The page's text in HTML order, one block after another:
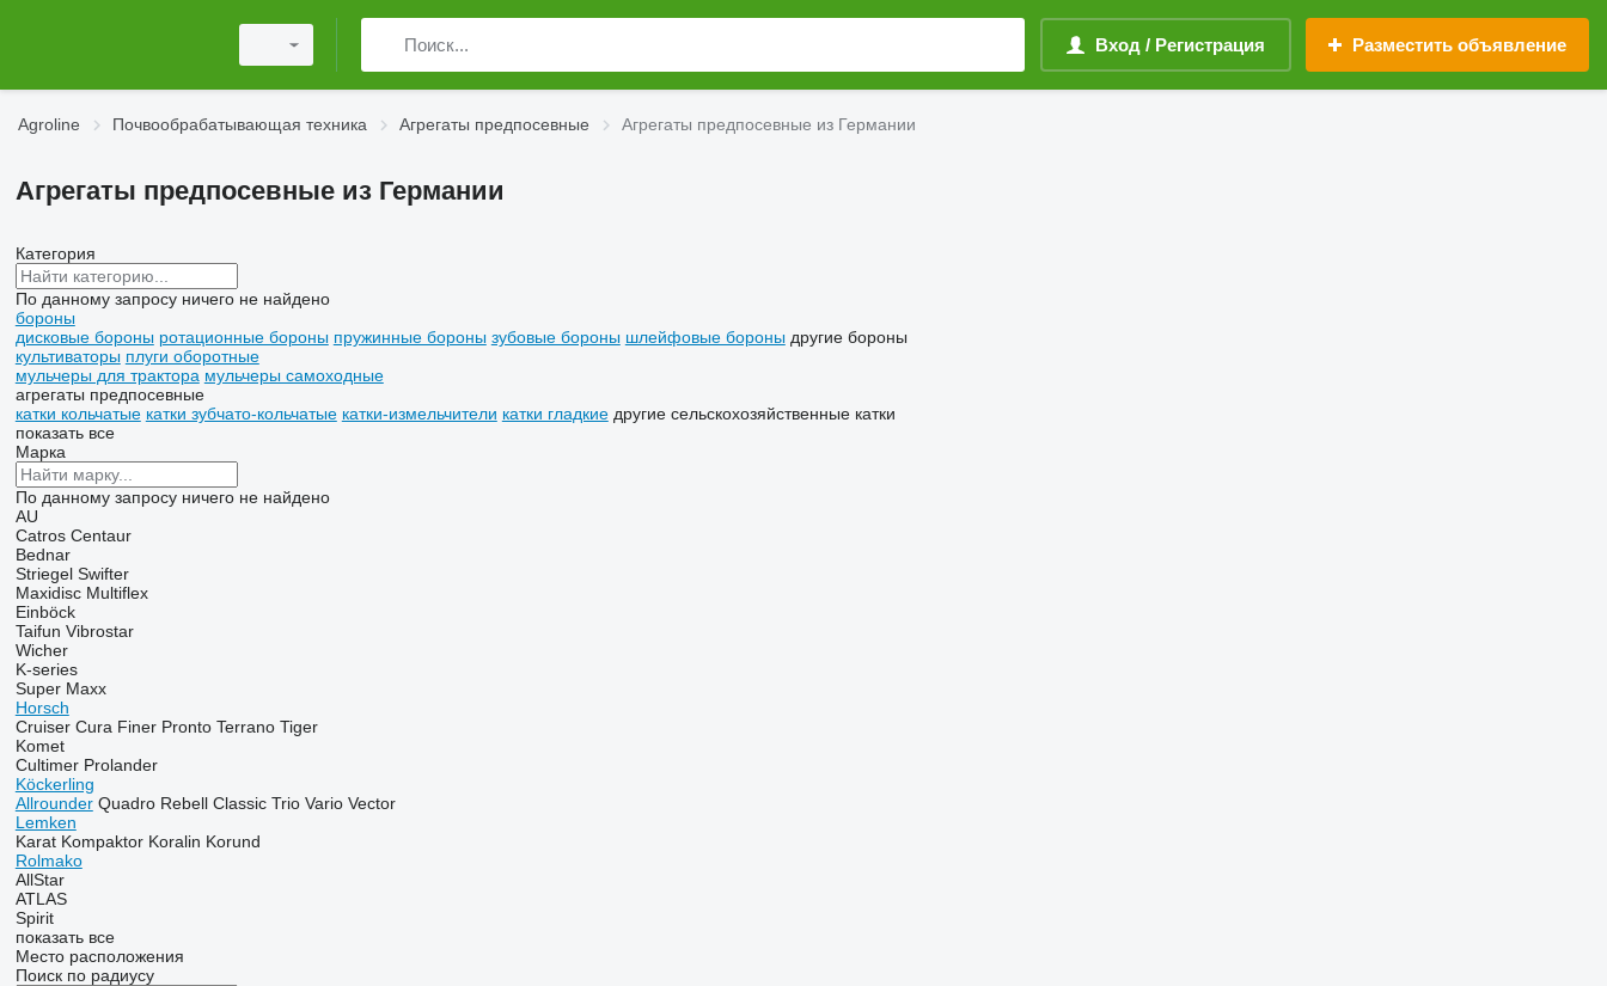
Вход / Регистрация Разместить объявление
Agroline Почвообрабатывающая техника Агрегаты предпосевные Агрегаты предпосевные из Германии
Агрегаты предпосевные из Германии
Категория
По данному запросу ничего не найдено
бороны
дисковые бороны ротационные бороны пружинные бороны зубовые бороны шлейфовые бороны другие бороны
культиваторы плуги оборотные
мульчеры для трактора мульчеры самоходные
агрегаты предпосевные
катки кольчатые катки зубчато-кольчатые катки-измельчители катки гладкие другие сельскохозяйственные катки
показать все
Марка
По данному запросу ничего не найдено
AU
Catros Centaur
Bednar
Striegel Swifter
Maxidisc Multiflex
Einböck
Taifun Vibrostar
Wicher
K-series
Super Maxx
Horsch
Cruiser Cura Finer Pronto Terrano Tiger
Komet
Cultimer Prolander
Köckerling
Allrounder Quadro Rebell Classic Trio Vario Vector
Lemken
Karat Kompaktor Koralin Korund
Rolmako
AllStar
ATLAS
Spirit
показать все
Место расположения
Поиск по радиусу